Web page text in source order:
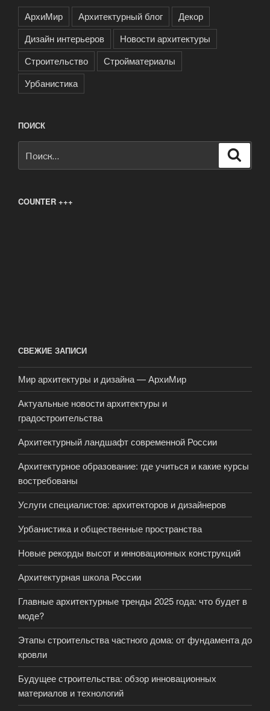
АрхиМир Архитектурный блог
Декор
Дизайн интерьеров
Новости архитектуры
Строительство
Стройматериалы
Урбанистика
ПОИСК
COUNTER +++
СВЕЖИЕ ЗАПИСИ
Мир архитектуры и дизайна — АрхиМир
Актуальные новости архитектуры и
градостроительства
Архитектурный ландшафт современной России
Архитектурное образование: где учиться и какие курсы
востребованы
Услуги специалистов: архитекторов и дизайнеров
Урбанистика и общественные пространства
Новые рекорды высот и инновационных конструкций
Архитектурная школа России
Главные архитектурные тренды 2025 года: что будет в
моде?
Этапы строительства частного дома: от фундамента до
кровли
Будущее строительства: обзор инновационных
материалов и технологий